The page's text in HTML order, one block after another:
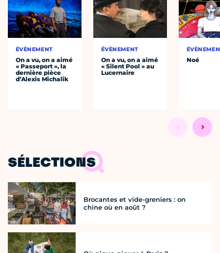
ÉVÈNEMENT
On a vu, on a aimé
« Passeport », la
dernière pièce
d’Alexis Michalik
ÉVÈNEMENT
On a vu, on a aimé
« Silent Pool » au
Lucernaire
Noé
SÉLECTIONS
Brocantes et vide-greniers : on
chine où en août ?